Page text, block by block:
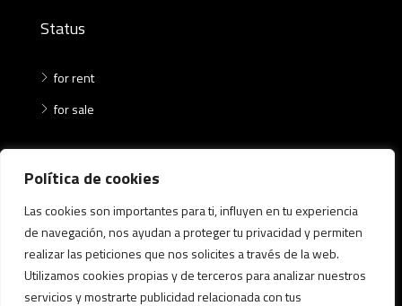
Política de cookies
Las cookies son importantes para ti, influyen en tu experiencia
de navegación, nos ayudan a proteger tu privacidad y permiten
realizar las peticiones que nos solicites a través de la web.
Utilizamos cookies propias y de terceros para analizar nuestros
servicios y mostrarte publicidad relacionada con tus
Status
for rent
for sale
Ca n'Aurell
Centre
Matadepera